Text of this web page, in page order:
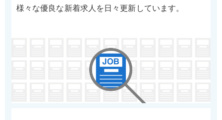
様々な優良な新着求人を日々更新しています。